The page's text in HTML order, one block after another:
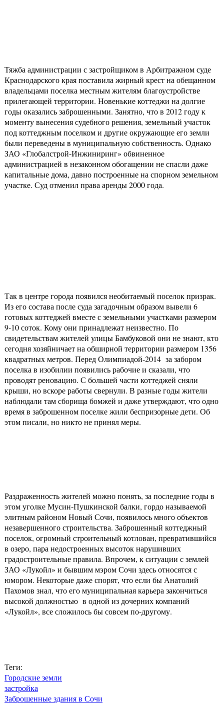
Тяжба администрации с застройщиком в Арбитражном суде
Краснодарского края поставила жирный крест на обещанном
владельцами поселка местным жителям благоустройстве
прилегающей территории. Новенькие коттеджи на долгие
годы оказались заброшенными. Занятно, что в 2012 году к
моменту вынесения судебного решения, земельный участок
под коттеджным поселком и другие окружающие его земли
были переведены в муниципальную собственность. Однако
ЗАО «Глобалстрой-Инжиниринг» обвиненное
администрацией в незаконном обогащении не спасли даже
капитальные дома, давно построенные на спорном земельном
участке. Суд отменил права аренды 2000 года.
Так в центре города появился необитаемый поселок призрак.
Из его состава после суда загадочным образом вывели 6
готовых коттеджей вместе с земельными участками размером
9-10 соток. Кому они принадлежат неизвестно. По
свидетельствам жителей улицы Бамбуковой они не знают, кто
сегодня хозяйничает на обширной территории размером 1356
квадратных метров. Перед Олимпиадой-2014 за забором
поселка в изобилии появились рабочие и сказали, что
проводят реновацию. С большей части коттеджей сняли
крыши, но вскоре работы свернули. В разные годы жители
наблюдали там сборища бомжей и даже утверждают, что одно
время в заброшенном поселке жили беспризорные дети. Об
этом писали, но никто не принял меры.
Раздраженность жителей можно понять, за последние годы в
этом уголке Мусин-Пушкинской балки, гордо называемой
элитным районом Новый Сочи, появилось много объектов
незавершенного строительства. Заброшенный коттеджный
поселок, огромный строительный котлован, превратившийся
в озеро, пара недостроенных высоток нарушивших
градостроительные правила. Впрочем, к ситуации с землей
ЗАО «Лукойл» и бывшим мэром Сочи здесь относятся с
юмором. Некоторые даже спорят, что если бы Анатолий
Пахомов знал, что его муниципальная карьера закончиться
высокой должностью в одной из дочерних компаний
«Лукойл», все сложилось бы совсем по-другому.
Теги:
Городские земли
застройка
Заброшенные здания в Сочи